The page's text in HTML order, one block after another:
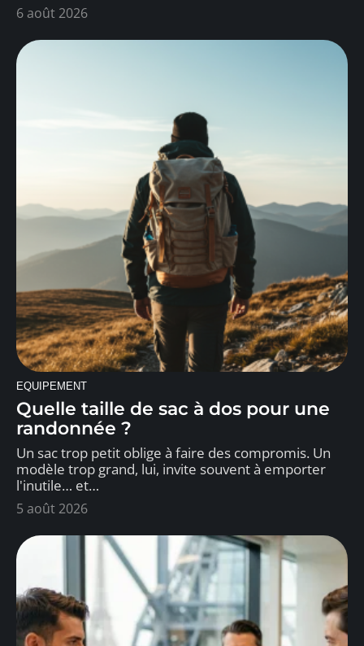
6 août 2026
EQUIPEMENT
Quelle taille de sac à dos pour une
randonnée ?
Un sac trop petit oblige à faire des compromis. Un
modèle trop grand, lui, invite souvent à emporter
l'inutile… et…
5 août 2026